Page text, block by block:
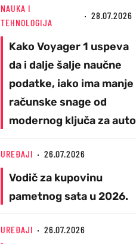
NAUKA I
TEHNOLOGIJA
28.07.2026
Kako Voyager 1 uspeva
da i dalje šalje naučne
podatke, iako ima manje
računske snage od
modernog ključa za auto
UREĐAJI 26.07.2026
Vodič za kupovinu
pametnog sata u 2026.
UREĐAJI 26.07.2026